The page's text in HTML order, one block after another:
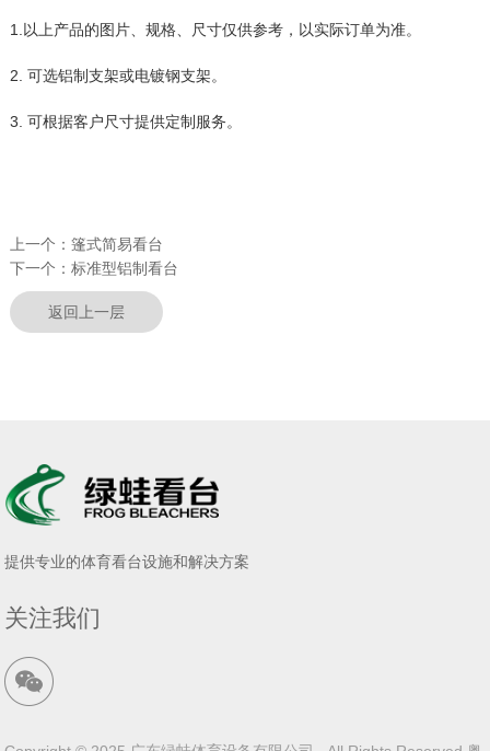
1.以上产品的图片、规格、尺寸仅供参考，以实际订单为准。
2. 可选铝制支架或电镀钢支架。
3. 可根据客户尺寸提供定制服务。
上一个： 篷式简易看台
下一个： 标准型铝制看台
返回上一层
提供专业的体育看台设施和解决方案
关注我们